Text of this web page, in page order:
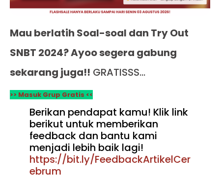
Mau berlatih Soal-soal dan Try Out
SNBT 2024? Ayoo segera gabung
sekarang juga!! GRATISSS…
>> Masuk Grup Gratis <<
Berikan pendapat kamu! Klik link
berikut untuk memberikan
feedback dan bantu kami
menjadi lebih baik lagi!
https://bit.ly/FeedbackArtikelCer
ebrum